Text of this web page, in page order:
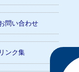
問い合わせ
リンク集